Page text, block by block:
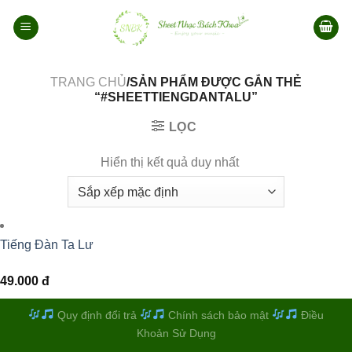
qua
TRANG CHỦ/SẢN PHẨM ĐƯỢC GẮN THẺ
“#SHEETTIENGDANTALU”
LỌC
Hiển thị kết quả duy nhất
Tiếng Đàn Ta Lư
49.000 đ
Quy định đổi trả Chính sách bảo mật
Điều
Khoản Sử Dụng